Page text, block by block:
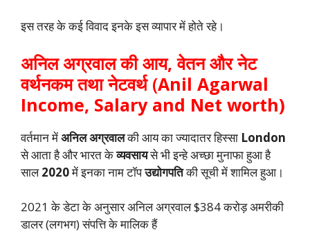
इस तरह के कई विवाद इनके इस व्यापार में होते रहे।
अनिल अग्रवाल की आय, वेतन और नेट
वर्थनकम तथा नेटवर्थ(Anil Agarwal
Income, Salary and Net worth)
वर्तमान मेंअनिल अग्रवालकी आय का ज्यादातर हिस्सा London
से आता है और भारत केव्यवसायसे भी इन्हे अच्छा मुनाफा हुआ है
साल2020में इनका नाम टॉपउद्योगपतिकी सूची में शामिल हुआ।
2021 के डेटा के अनुसार अनिल अग्रवाल $384 करोड़ अमरीकी
डालर (लगभग) संपत्ति के मालिक हैं